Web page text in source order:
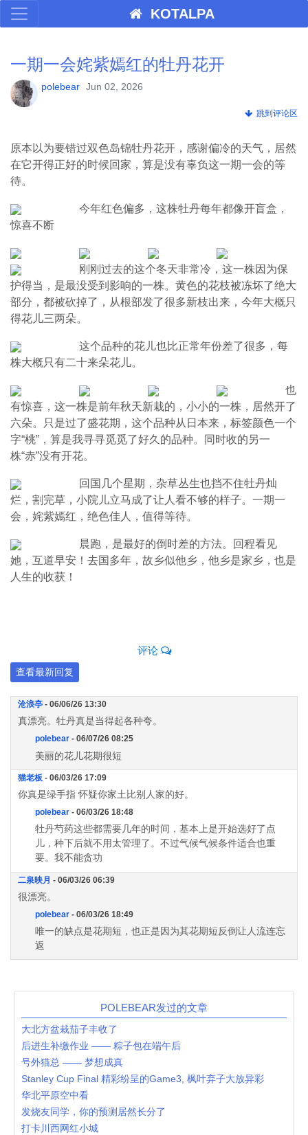
KOTALPA
一期一会姹紫嫣红的牡丹花开
polebear Jun 02, 2026
跳到评论区
原本以为要错过双色岛锦牡丹花开，感谢偏冷的天气，居然
在它开得正好的时候回家，算是没有辜负这一期一会的等
待。
今年红色偏多，这株牡丹每年都像开盲盒，
惊喜不断
刚刚过去的这个冬天非常冷，这一株因为保
护得当，是最没受到影响的一株。黄色的花枝被冻坏了绝大
部分，都被砍掉了，从根部发了很多新枝出来，今年大概只
得花儿三两朵。
这个品种的花儿也比正常年份差了很多，每
株大概只有二十来朵花儿。
也
有惊喜，这一株是前年秋天新栽的，小小的一株，居然开了
六朵。只是过了盛花期，这个品种从日本来，标签颜色一个
字“桃”，算是我寻寻觅觅了好久的品种。同时收的另一
株“赤”没有开花。
回国几个星期，杂草丛生也挡不住牡丹灿
烂，割完草，小院儿立马成了让人看不够的样子。一期一
会，姹紫嫣红，绝色佳人，值得等待。
晨跑，是最好的倒时差的方法。回程看见
她，互道早安！去国多年，故乡似他乡，他乡是家乡，也是
人生的收获！
评论
查看最新回复
沧浪亭 - 06/06/26 13:30
真漂亮。牡丹真是当得起各种夸。
polebear - 06/07/26 08:25
美丽的花儿花期很短
猫老板 - 06/03/26 17:09
你真是绿手指 怀疑你家土比别人家的好。
polebear - 06/03/26 18:48
牡丹芍药这些都需要几年的时间，基本上是开始选好了点
儿，种下后就不用太管理了。不过气候气候条件适合也重
要。我不能贪功
二泉映月 - 06/03/26 06:39
很漂亮。
polebear - 06/03/26 18:49
唯一的缺点是花期短，也正是因为其花期短反倒让人流连忘
返
POLEBEAR发过的文章
大北方盆栽茄子丰收了
后进生补缴作业 —— 粽子包在端午后
号外猫总 —— 梦想成真
Stanley Cup Final 精彩纷呈的Game3, 枫叶弃子大放异彩
华北平原空中看
发烧友同学，你的预测居然长分了
打卡川西网红小城